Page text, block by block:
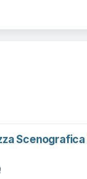
Scenografica